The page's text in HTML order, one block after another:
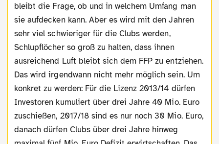
bleibt die Frage, ob und in welchem Umfang man
sie aufdecken kann. Aber es wird mit den Jahren
sehr viel schwieriger für die Clubs werden,
Schlupflöcher so groß zu halten, dass ihnen
ausreichend Luft bleibt sich dem FFP zu entziehen.
Das wird irgendwann nicht mehr möglich sein. Um
konkret zu werden: Für die Lizenz 2013/14 dürfen
Investoren kumuliert über drei Jahre 40 Mio. Euro
zuschießen, 2017/18 sind es nur noch 30 Mio. Euro,
danach dürfen Clubs über drei Jahre hinweg